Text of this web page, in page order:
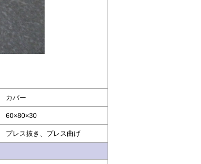
カバー
60×80×30
プレス抜き、プレス曲げ